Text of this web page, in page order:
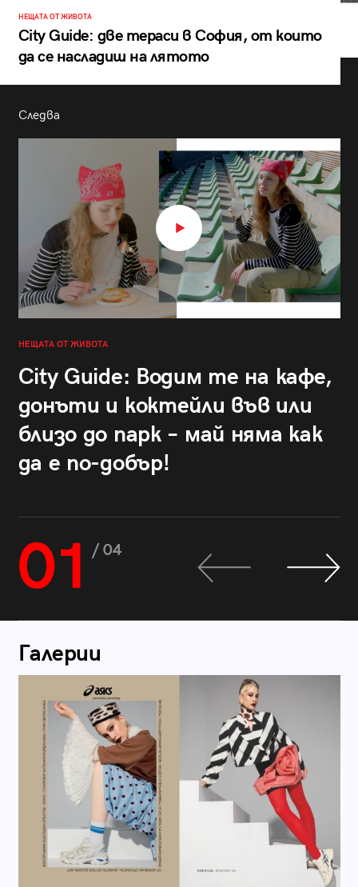
НЕЩАТА ОТ ЖИВОТА
City Guide: две тераси в София, от които
да се насладиш на лятото
Следва
НЕЩАТА ОТ ЖИВОТА
City Guide: Водим те на кафе,
донъти и коктейли във или
близо до парк – май няма как
да е по-добър!
01 / 04
Галерии